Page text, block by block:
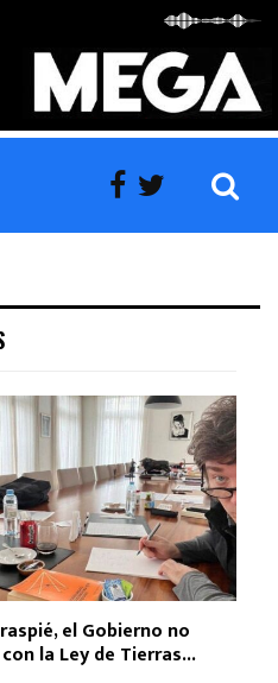
el Gobierno no
la Ley de Tierras...